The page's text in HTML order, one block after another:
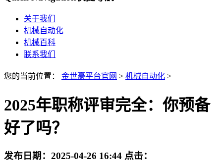
关于我们
机械自动化
机械百科
联系我们
您的当前位置： 金世豪平台官网 > 机械自动化 >
2025年职称评审完全：你预备
好了吗？
发布日期： 2025-04-26 16:44 点击：